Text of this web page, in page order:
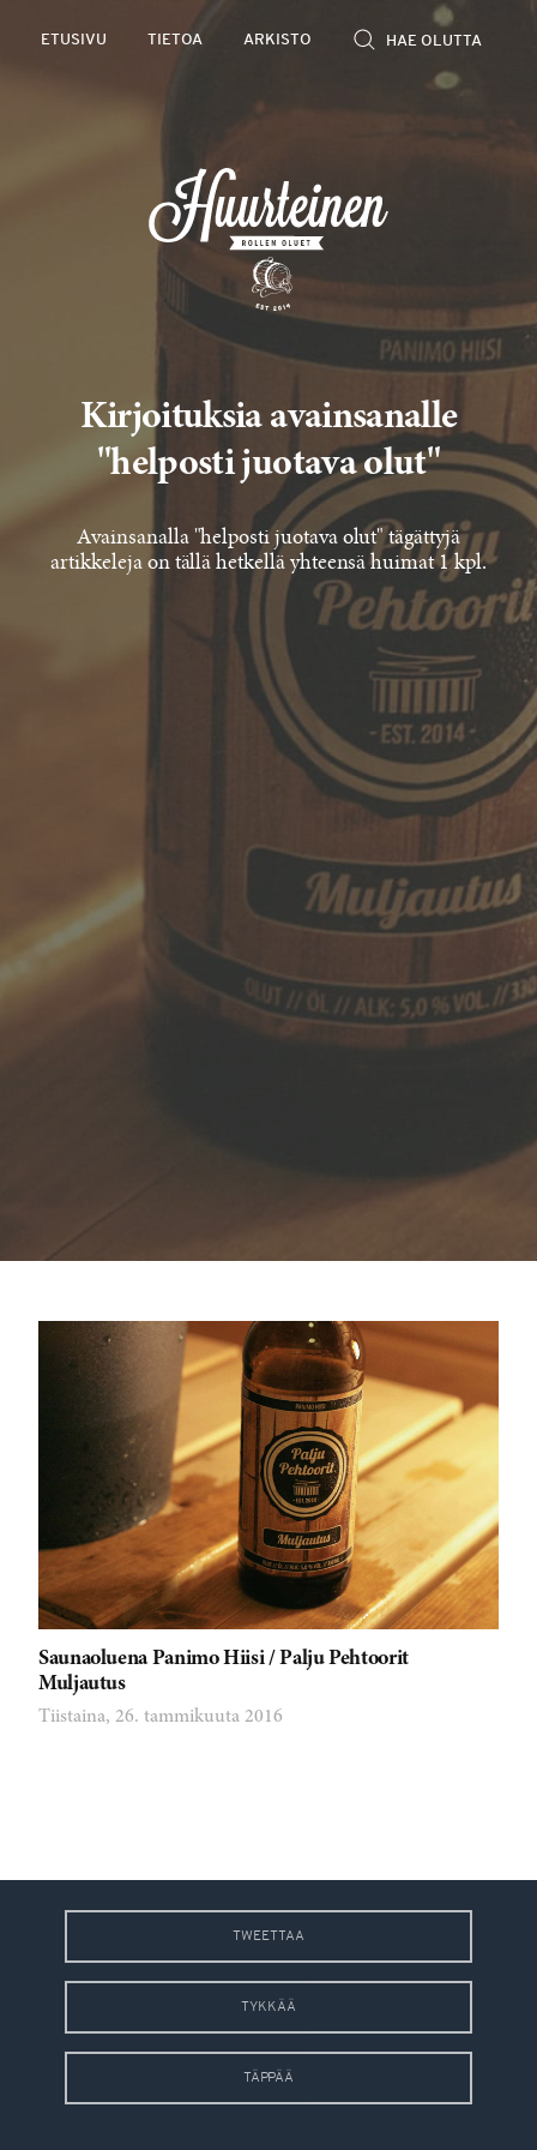
ETUSIVU TIETOA ARKISTO
Kirjoituksia avainsanalle
"helposti juotava olut"
Avainsanalla "helposti juotava olut" tägättyjä
artikkeleja on tällä hetkellä yhteensä huimat 1 kpl.
Saunaoluena Panimo Hiisi / Palju Pehtoorit
Muljautus
Tiistaina, 26. tammikuuta 2016
TWEETTAA
TYKKÄÄ
TÄPPÄÄ